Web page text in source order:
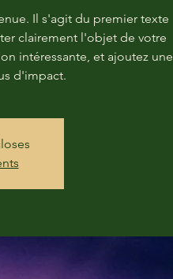
Il s'agit du premier texte
clairement l'objet de votre
intéressante, et ajoutez une
d'impact.